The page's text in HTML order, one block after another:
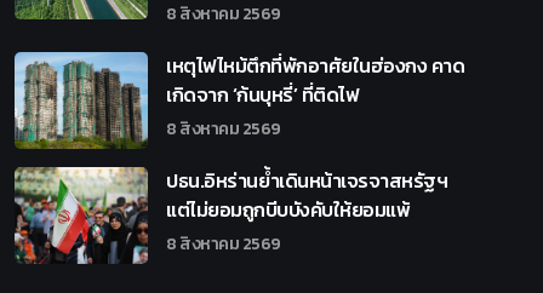
8 สิงหาคม 2569
เหตุไฟไหม้ตึกที่พักอาศัยในฮ่องกง คาด
เกิดจาก ‘ก้นบุหรี่’ ที่ติดไฟ
8 สิงหาคม 2569
ปธน.อิหร่านย้ำเดินหน้าเจรจาสหรัฐฯ
แต่ไม่ยอมถูกบีบบังคับให้ยอมแพ้
8 สิงหาคม 2569